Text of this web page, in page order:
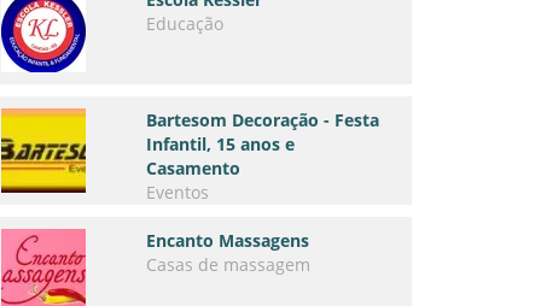
Educação
Bartesom Decoração - Festa
Infantil, 15 anos e
Casamento
Eventos
Encanto Massagens
Casas de massagem